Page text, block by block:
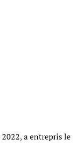
a entrepris le